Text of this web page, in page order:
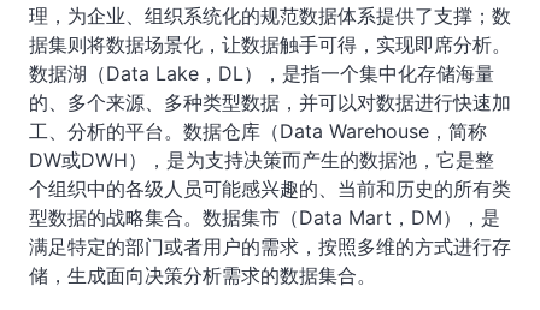
理，为企业、组织系统化的规范数据体系提供了支撑；数
据集则将数据场景化，让数据触手可得，实现即席分析。
数据湖（Data Lake，DL），是指一个集中化存储海量
的、多个来源、多种类型数据，并可以对数据进行快速加
工、分析的平台。数据仓库（Data Warehouse，简称
DW或DWH），是为支持决策而产生的数据池，它是整
个组织中的各级人员可能感兴趣的、当前和历史的所有类
型数据的战略集合。数据集市（Data Mart，DM），是
满足特定的部门或者用户的需求，按照多维的方式进行存
储，生成面向决策分析需求的数据集合。